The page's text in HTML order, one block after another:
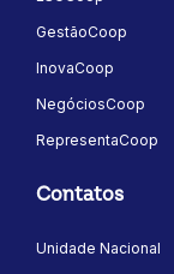
GestãoCoop
InovaCoop
NegóciosCoop
RepresentaCoop
Contatos
Unidade Nacional